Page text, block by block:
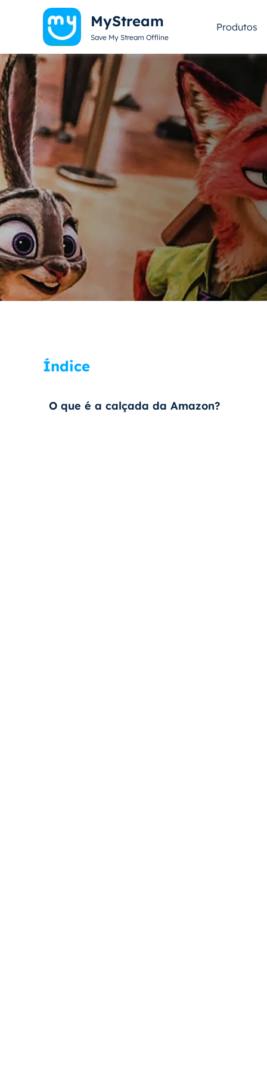
MyStream
Save My Stream Offline
Produtos
Índice
O que é a calçada da Amazon?